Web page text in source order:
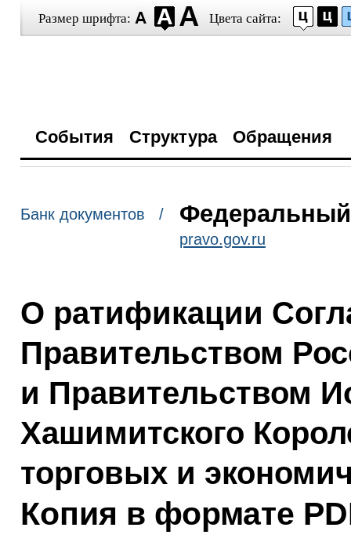
Размер шрифта: Цвета сайта:
События Структура Обращения
Банк документов / Федеральный
pravo.gov.ru
О ратификации
Правительством
и Правительством
Хашимитского
торговых и
Копия в формате